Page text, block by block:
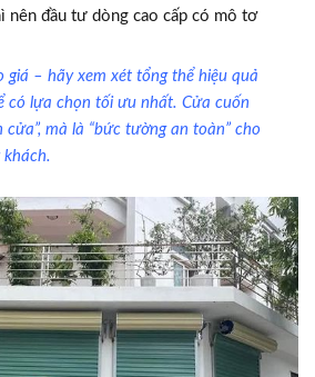
nên đầu tư dòng cao cấp có mô tơ
giá – hãy xem xét tổng thể hiệu quả
có lựa chọn tối ưu nhất. Cửa cuốn
cửa”, mà là “bức tường an toàn” cho
khách.